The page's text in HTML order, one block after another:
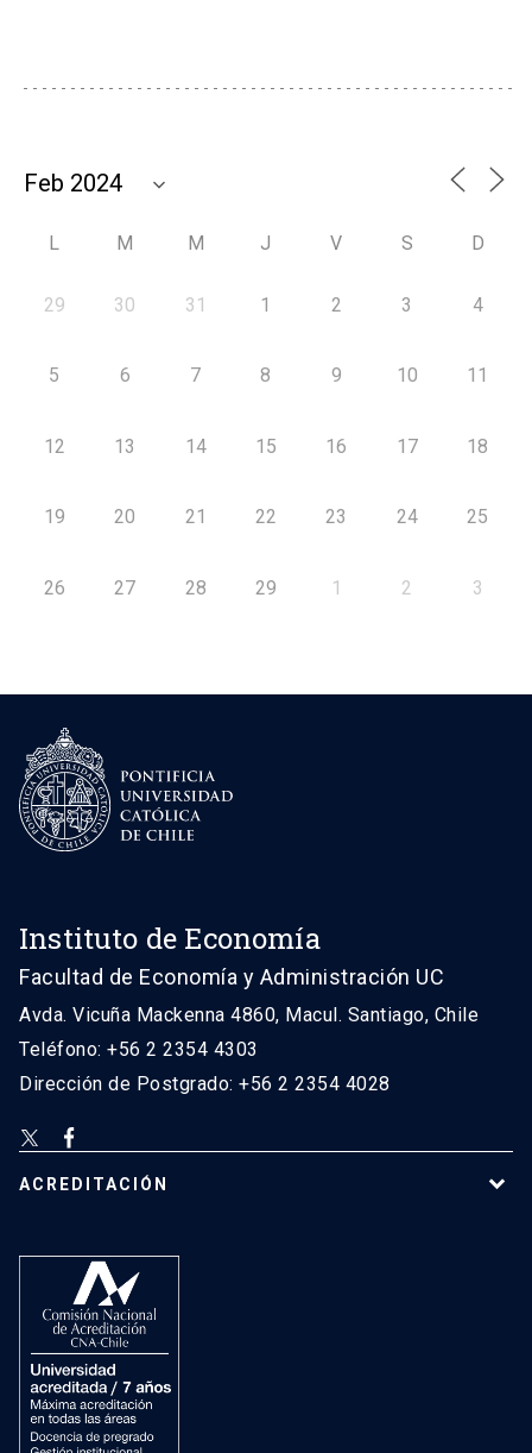
L M M J V S D
29 30 31 1 2 3 4
5 6 7 8 9 10 11
12 13 14 15 16 17 18
19 20 21 22 23 24 25
26 27 28 29 1 2 3
Instituto de Economía
Facultad de Economía y Administración UC
Avda. Vicuña Mackenna 4860, Macul. Santiago, Chile
Teléfono: +56 2 2354 4303
Dirección de Postgrado: +56 2 2354 4028
ACREDITACIÓN